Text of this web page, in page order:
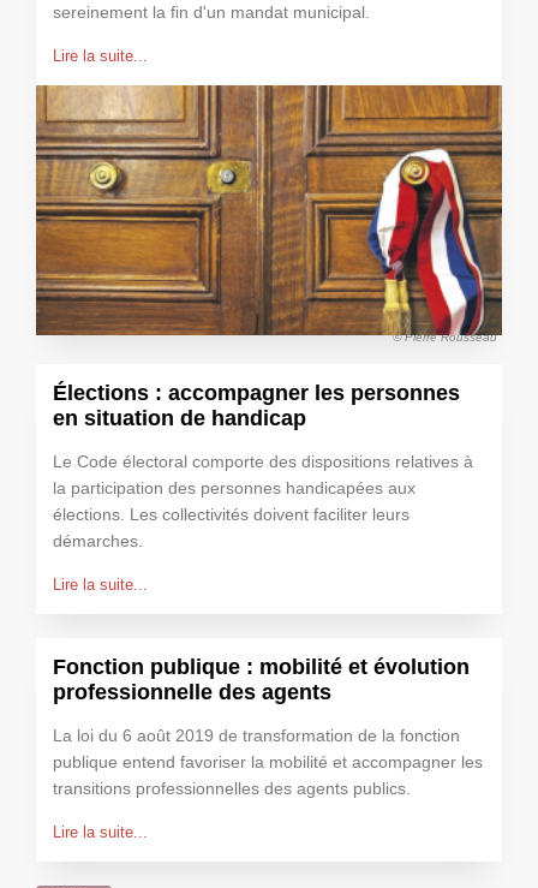
sereinement la fin d'un mandat municipal.
Lire la suite...
© Pierre Rousseau
Élections : accompagner les personnes
en situation de handicap
Le Code électoral comporte des dispositions relatives à
la participation des personnes handicapées aux
élections. Les collectivités doivent faciliter leurs
démarches.
Lire la suite...
Fonction publique : mobilité et évolution
professionnelle des agents
La loi du 6 août 2019 de transformation de la fonction
publique entend favoriser la mobilité et accompagner les
transitions professionnelles des agents publics.
Lire la suite...